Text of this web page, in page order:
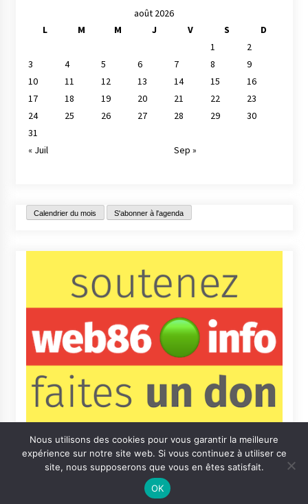
août 2026
L
M M J V S
D
1
2
3
4 5 6 7 8
9
10
11 12 13 14 15
16
17
18 19 20 21 22
23
24
25 26 27 28 29
30
31
« Juil
Sep »
Calendrier du mois S'abonner à l'agenda
Qui sommes-nous ? Informations légales
Nous utilisons des cookies pour vous garantir la meilleure
expérience sur notre site web. Si vous continuez à utiliser ce
site, nous supposerons que vous en êtes satisfait.
OK